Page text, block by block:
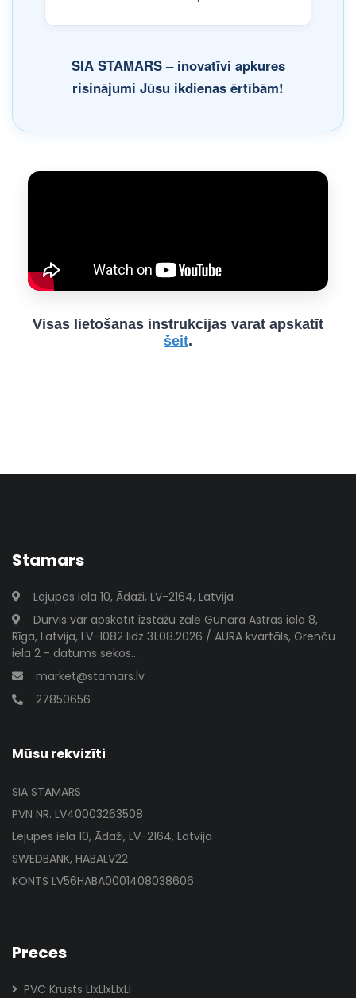
SIA STAMARS – inovatīvi apkures
risinājumi Jūsu ikdienas ērtībām!
Visas lietošanas instrukcijas varat apskatīt
šeit.
Stamars
Lejupes iela 10, Ādaži, LV-2164, Latvija
Durvis var apskatīt izstāžu zālē Gunāra Astras iela 8,
Rīga, Latvija, LV-1082 lidz 31.08.2026 / AURA kvartāls, Grenču
iela 2 - datums sekos...
market@stamars.lv
27850656
Mūsu rekvizīti
SIA STAMARS
PVN NR. LV40003263508
Lejupes iela 10, Ādaži, LV-2164, Latvija
SWEDBANK, HABALV22
KONTS LV56HABA0001408038606
Preces
PVC Krusts LIxLIxLIxLI